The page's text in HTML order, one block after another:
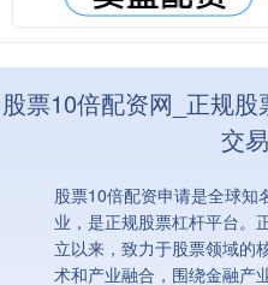
股票10倍配资网_正规
交
股票10倍配资申请是全球知
业，是正规股票杠杆平台。
立以来，致力于股票领域的
术和产业融合，围绕金融产